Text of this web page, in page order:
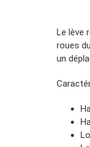
Le lève
roues
un